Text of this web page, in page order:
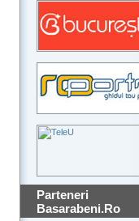
Parteneri
Basarabeni.Ro